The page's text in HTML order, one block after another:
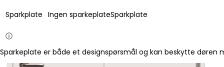
Sparkplate Ingen sparkeplateSparkplate
ⓘ
Sparkeplate er både et designspørsmål og kan beskytte døren